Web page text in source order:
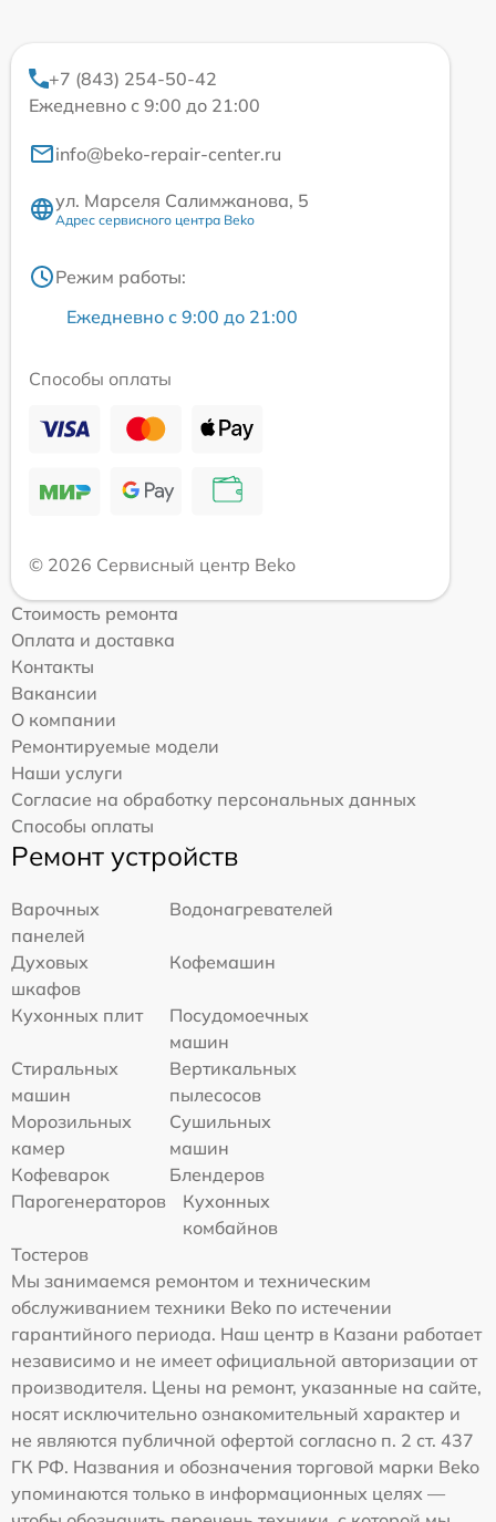
+7 (843) 254-50-42
Ежедневно с 9:00 до 21:00
info@beko-repair-center.ru
ул. Марселя Салимжанова, 5
Адрес сервисного центра Beko
Режим работы:
Ежедневно с 9:00 до 21:00
Способы оплаты
© 2026 Сервисный центр Beko
Стоимость ремонта
Оплата и доставка
Контакты
Вакансии
О компании
Ремонтируемые модели
Наши услуги
Согласие на обработку персональных данных
Способы оплаты
Ремонт устройств
Варочных
панелей
Водонагревателей
Духовых
шкафов
Кофемашин
Кухонных плит
Посудомоечных
машин
Стиральных
машин
Вертикальных
пылесосов
Морозильных
камер
Сушильных
машин
Кофеварок
Блендеров
Парогенераторов
Кухонных
комбайнов
Тостеров
Мы занимаемся ремонтом и техническим
обслуживанием техники Beko по истечении
гарантийного периода. Наш центр в Казани работает
независимо и не имеет официальной авторизации от
производителя. Цены на ремонт, указанные на сайте,
носят исключительно ознакомительный характер и
не являются публичной офертой согласно п. 2 ст. 437
ГК РФ. Названия и обозначения торговой марки Beko
упоминаются только в информационных целях —